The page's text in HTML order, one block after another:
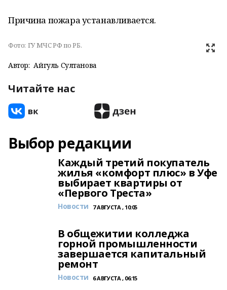
Причина пожара устанавливается.
Фото: ГУ МЧС РФ по РБ.
Автор: Айгуль Султанова
Читайте нас
Выбор редакции
Каждый третий покупатель
жилья «комфорт плюс» в Уфе
выбирает квартиры от
«Первого Треста»
Новости 7 АВГУСТА , 10:05
В общежитии колледжа
горной промышленности
завершается капитальный
ремонт
Новости 6 АВГУСТА , 06:15